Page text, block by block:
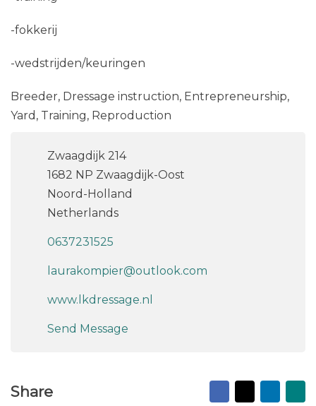
-fokkerij
-wedstrijden/keuringen
Breeder, Dressage instruction, Entrepreneurship,
Yard, Training, Reproduction
Zwaagdijk 214
1682 NP Zwaagdijk-Oost
Noord-Holland
Netherlands
0637231525
laurakompier@outlook.com
www.lkdressage.nl
Send Message
Share Facebook
X
to